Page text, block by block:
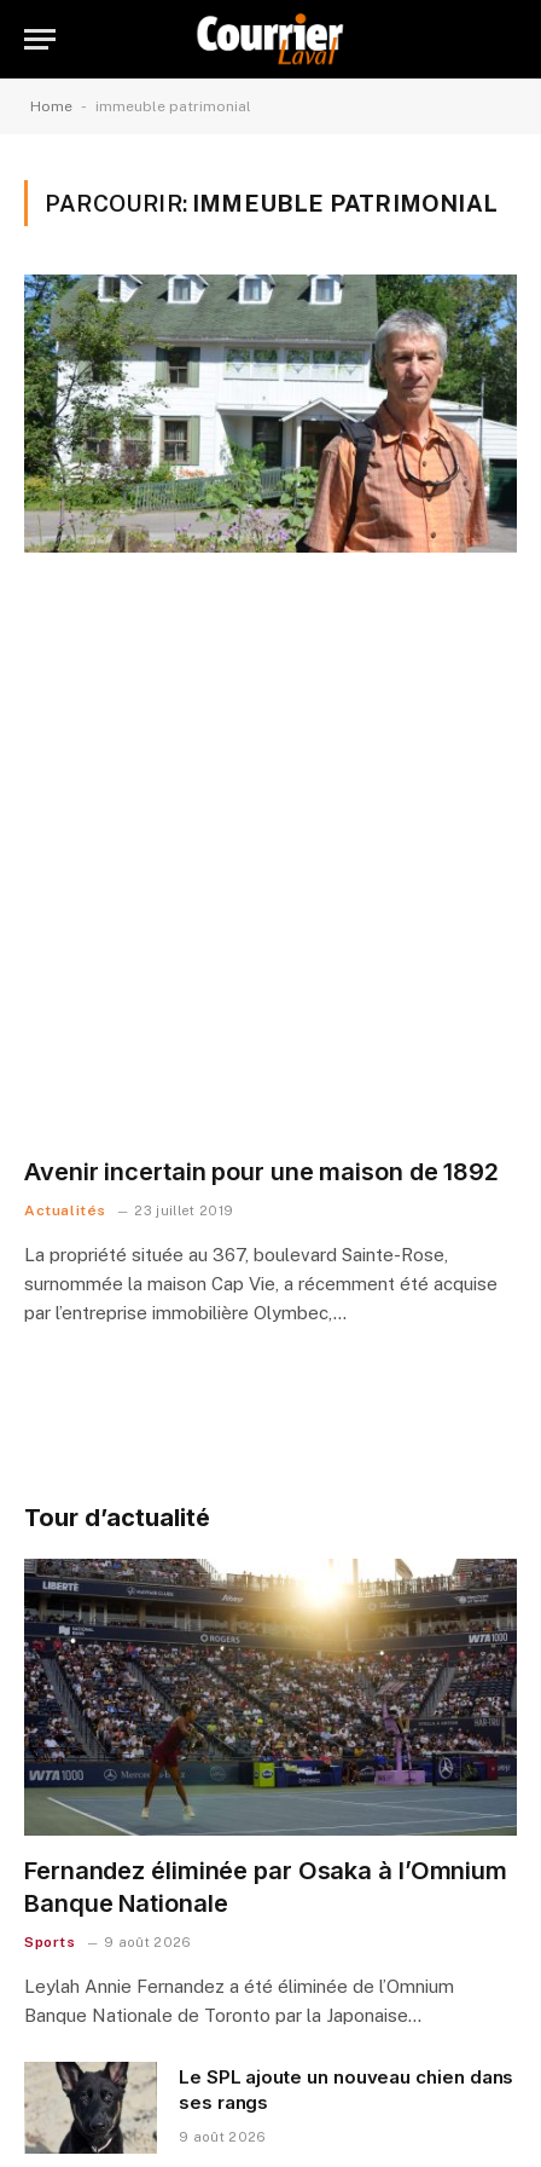
Home - immeuble patrimonial
PARCOURIR: IMMEUBLE PATRIMONIAL
Avenir incertain pour une maison de 1892
Actualités 23 juillet 2019
La propriété située au 367, boulevard Sainte-Rose,
surnommée la maison Cap Vie, a récemment été acquise
par l’entreprise immobilière Olymbec,…
Tour d’actualité
Fernandez éliminée par Osaka à l’Omnium
Banque Nationale
Sports 9 août 2026
Leylah Annie Fernandez a été éliminée de l’Omnium
Banque Nationale de Toronto par la Japonaise…
Le SPL ajoute un nouveau chien dans
ses rangs
9 août 2026